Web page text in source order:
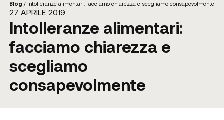
Blog / Intolleranze alimentari: facciamo chiarezza e scegliamo consapevolmente
27 APRILE 2019
Intolleranze alimentari:
facciamo chiarezza e
scegliamo
consapevolmente